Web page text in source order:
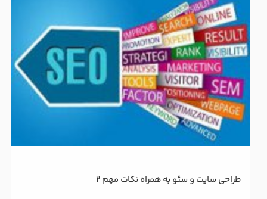
طراحی سایت و سئو به همراه نکات مهم 2